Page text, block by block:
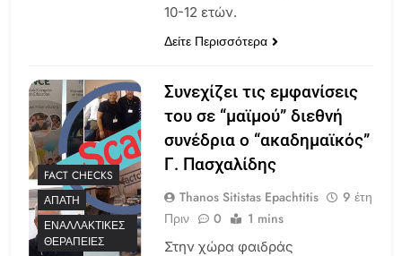
10-12 ετών.
Δείτε Περισσότερα
FACT CHECKS
ΑΠΆΤΗ
ΕΝΑΛΛΑΚΤΙΚΈΣ
ΘΕΡΑΠΕΊΕΣ
Συνεχίζει τις εμφανίσεις
του σε “μαϊμού” διεθνή
συνέδρια ο “ακαδημαϊκός”
Γ. Πασχαλίδης
Thanos Sitistas Epachtitis
9 έτη
Πριν
0 1 mins
Στην χώρα φαιδράς